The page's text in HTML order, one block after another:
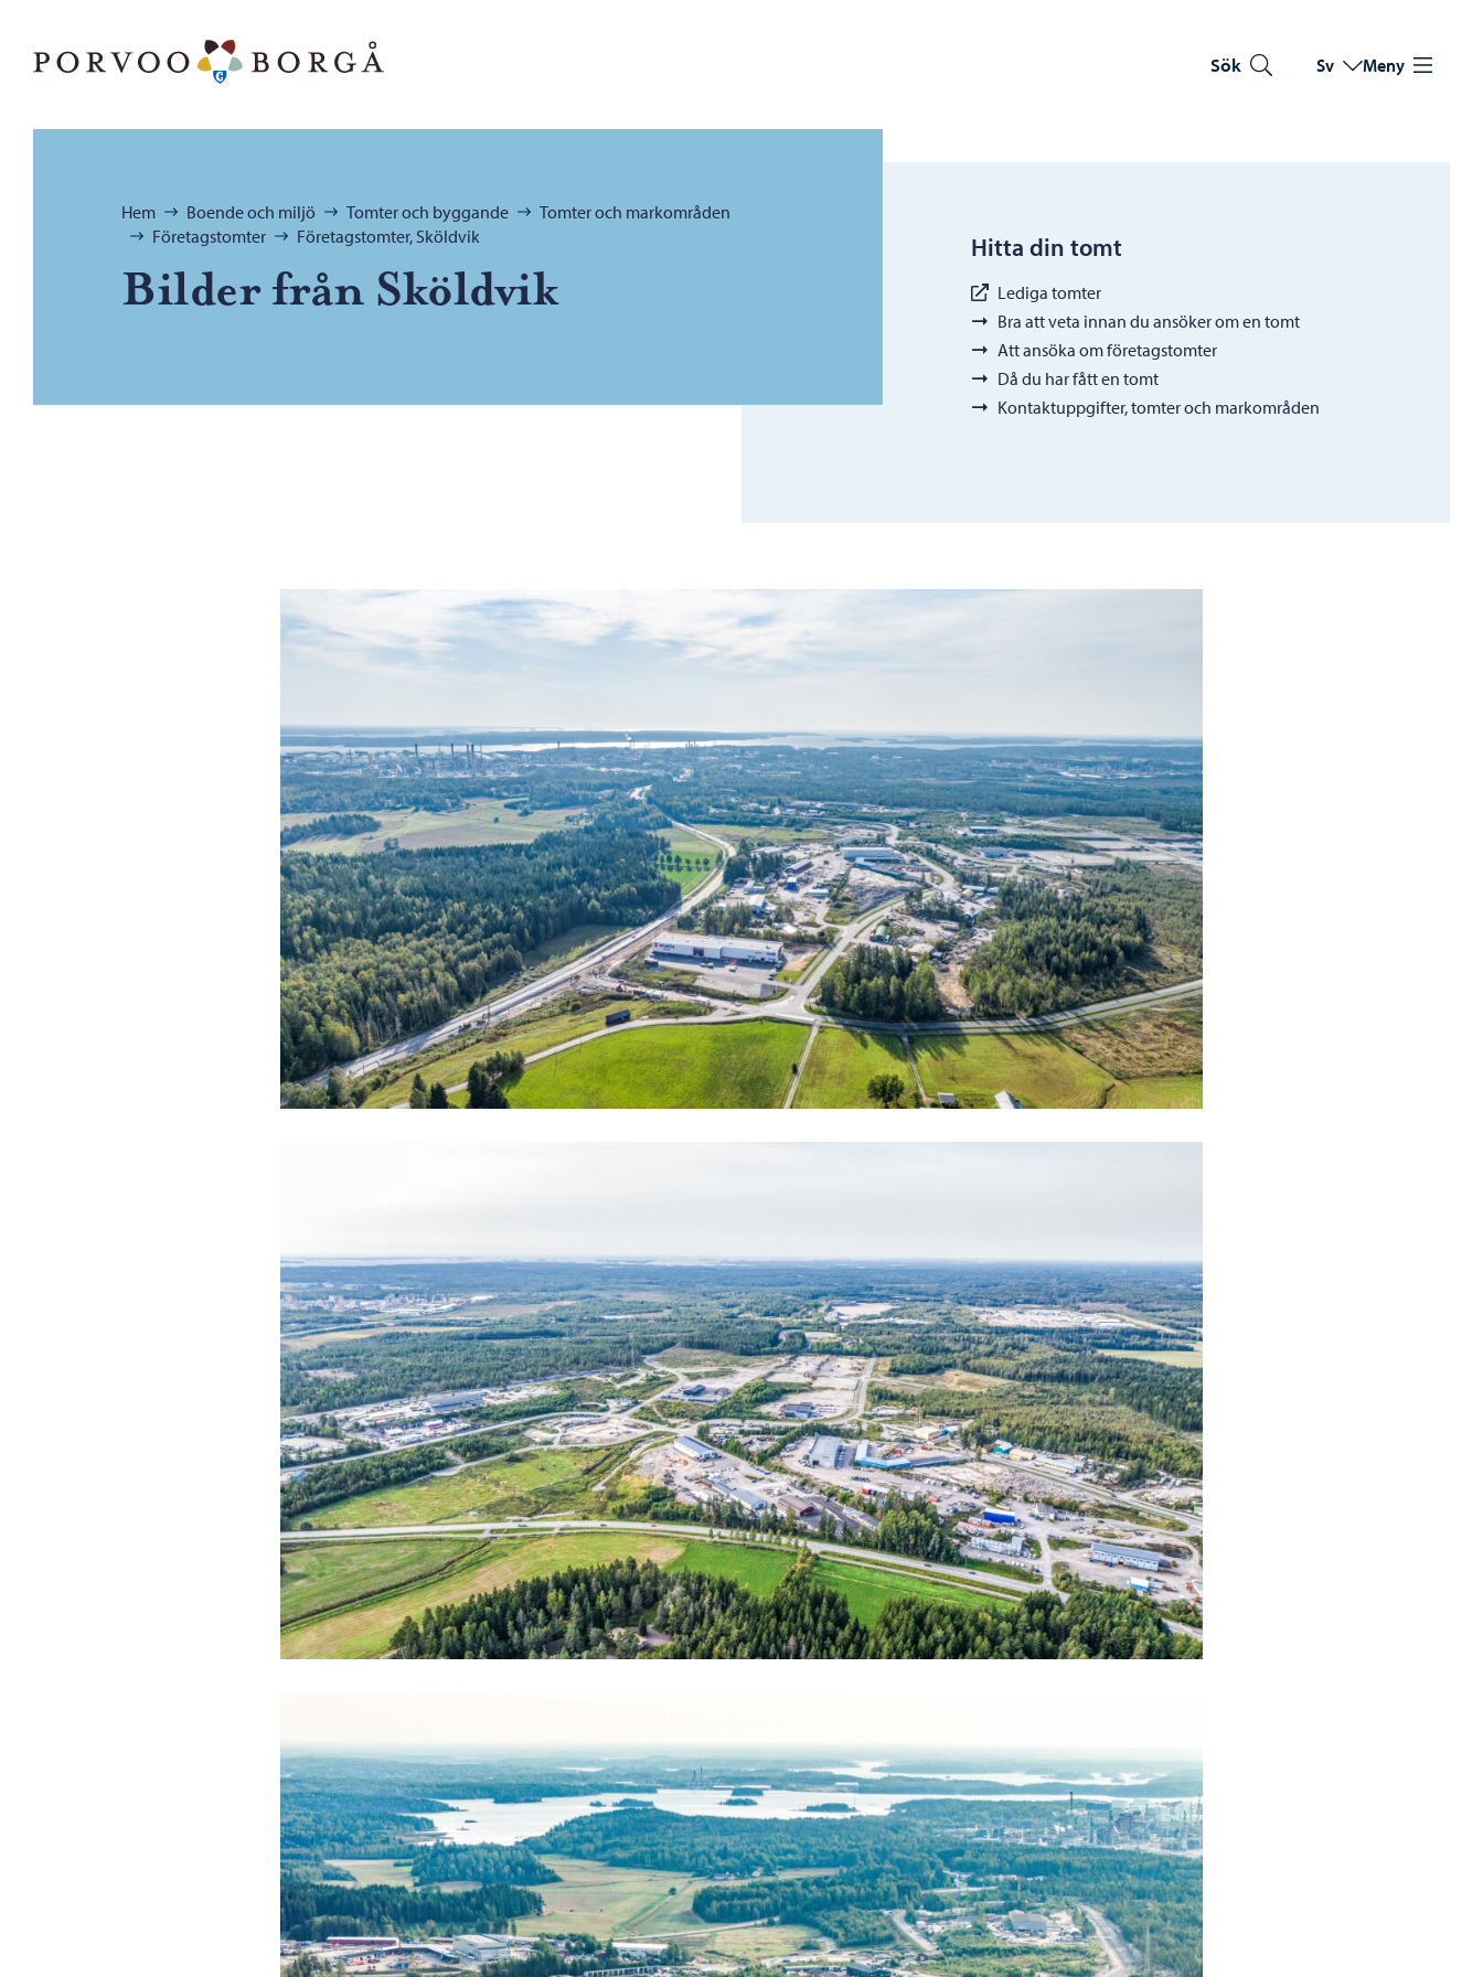
Sök Byt språk
Nuvarande språk:
Sv Meny
Bläddra:
Hem Boende och miljö Tomter och byggande
Tomter och markområden
Företagstomter
Företagstomter, Sköldvik
Bilder från Sköldvik
Hitta din tomt
Lediga tomter
Bra att veta innan du ansöker om en tomt
Att ansöka om företagstomter
Då du har fått en tomt
Kontaktuppgifter, tomter och markområden